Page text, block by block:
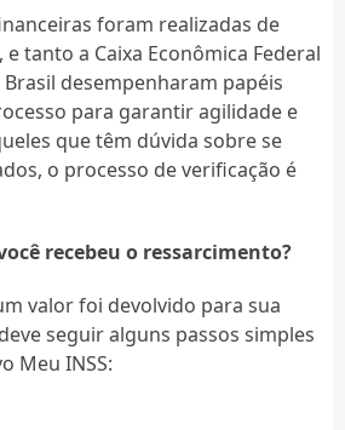
foram realizadas de
tanto a Caixa Econômica Federal
desempenharam papéis
para garantir agilidade e
que têm dúvida sobre se
o processo de verificação é
recebeu o ressarcimento?
valor foi devolvido para sua
seguir alguns passos simples
Meu INSS: